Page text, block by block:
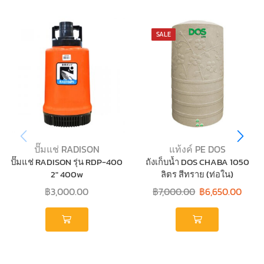
ปั๊มแช่ RADISON
ปั๊มแช่ RADISON รุ่น RDP-400
2″ 400w
฿3,000.00
SALE
แท้งค์ PE DOS
ถังเก็บน้ำ DOS CHABA 1050
ลิตร สีทราย (ท่อใน)
฿7,000.00 ฿6,650.00